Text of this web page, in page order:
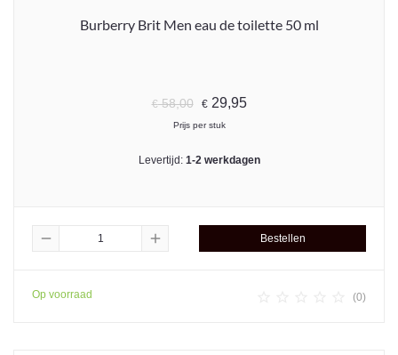
Burberry Brit Men eau de toilette 50 ml
€58,00 €29,95
Prijs per stuk
Levertijd: 1-2 werkdagen
remove add Bestellen
Op voorraad (0)